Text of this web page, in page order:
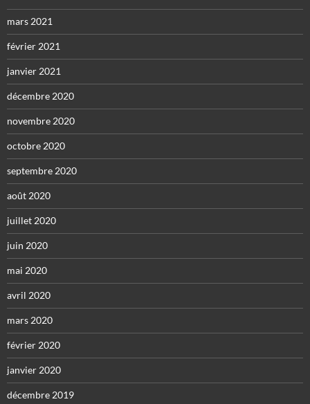
mars 2021
février 2021
janvier 2021
décembre 2020
novembre 2020
octobre 2020
septembre 2020
août 2020
juillet 2020
juin 2020
mai 2020
avril 2020
mars 2020
février 2020
janvier 2020
décembre 2019